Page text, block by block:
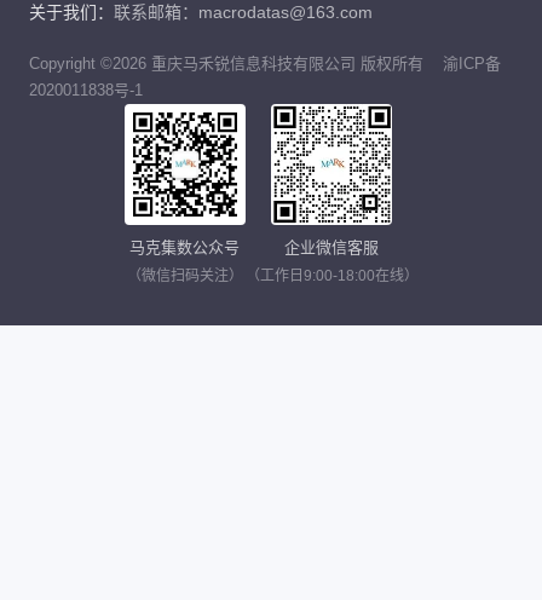
关于我们： 联系邮箱：macrodatas@163.com
Copyright ©2026 重庆马禾锐信息科技有限公司 版权所有
渝ICP备
2020011838号-1
马克集数公众号
（微信扫码关注）
企业微信客服
（工作日9:00-18:00在线）